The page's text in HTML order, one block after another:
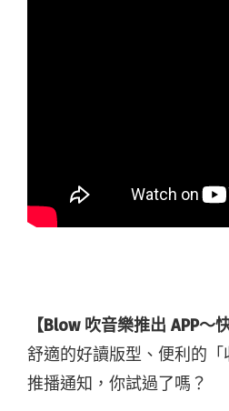
【Blow 吹音樂推出 APP～
舒適的好讀版型、便利的
推播通知，你試過了嗎？